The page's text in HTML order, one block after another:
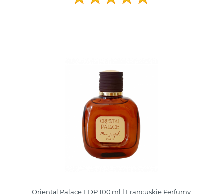
Oriental Palace EDP 100 ml | Francuskie Perfumy